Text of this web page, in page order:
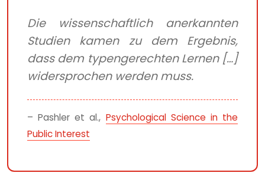
Die wissenschaftlich anerkannten
Studien kamen zu dem Ergebnis,
dass dem typengerechten Lernen […]
widersprochen werden muss.
– Pashler et al., Psychological Science in the
Public Interest